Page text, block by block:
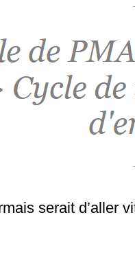
serait d’aller